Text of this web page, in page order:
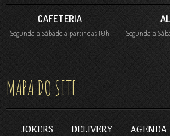
CAFETERIA
Segunda a Sábado a partir das 10h Segunda a
MAPA DO SITE
JOKERS DELIVERY AGENDA